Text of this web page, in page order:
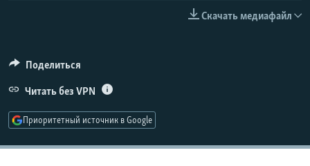
Скачать медиафайл
Поделиться
Читать без VPN
Приоритетный источник в Google